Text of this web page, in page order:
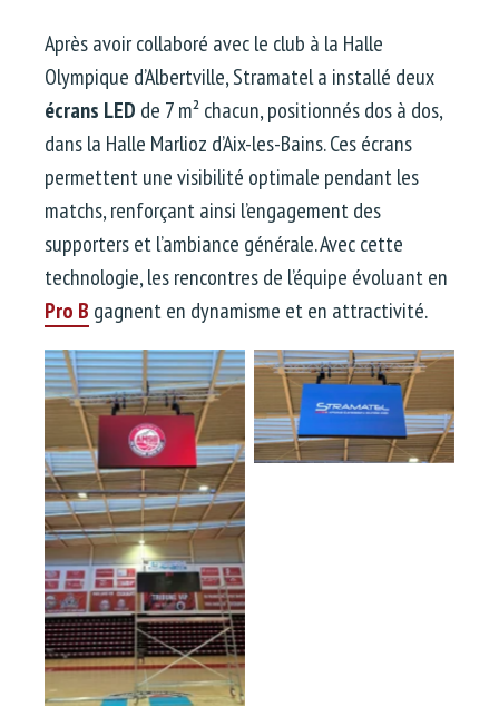
Après avoir collaboré avec le club à la Halle
Olympique d’Albertville, Stramatel a installé deux
écrans LED de 7 m² chacun, positionnés dos à dos,
dans la Halle Marlioz d’Aix-les-Bains. Ces écrans
permettent une visibilité optimale pendant les
matchs, renforçant ainsi l’engagement des
supporters et l’ambiance générale. Avec cette
technologie, les rencontres de l’équipe évoluant en
Pro B gagnent en dynamisme et en attractivité.